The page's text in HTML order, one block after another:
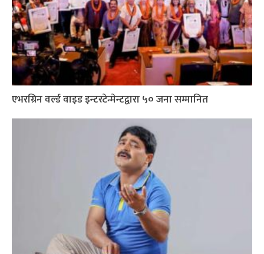
एभरग्रिन वर्ल्ड वाइड इन्टरटेन्मेन्टद्वारा ५० जना सम्मानित